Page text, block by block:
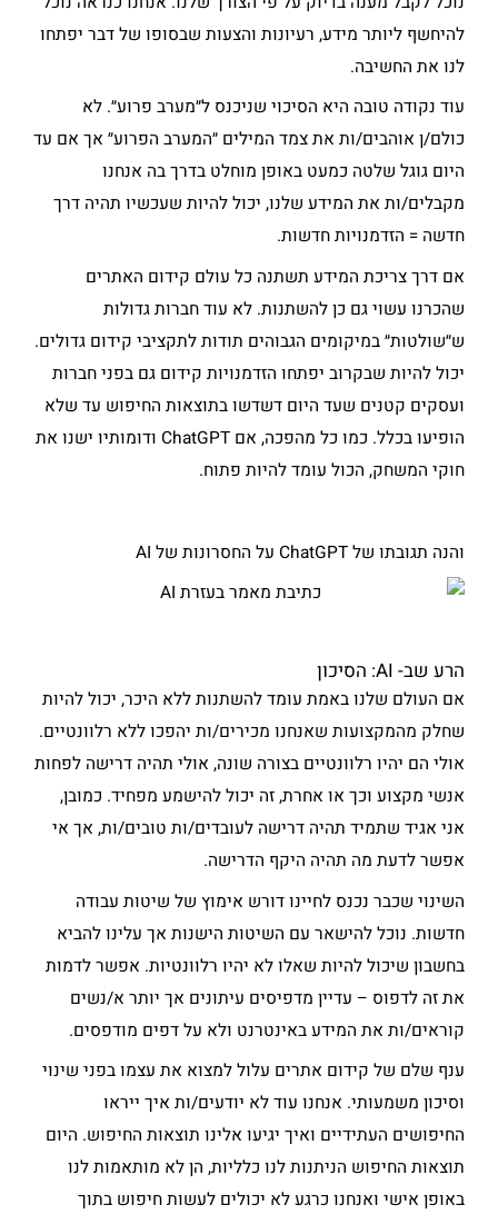
להיחשף ליותר מידע, רעיונות והצעות שבסופו של דבר יפתחו
לנו את החשיבה.
עוד נקודה טובה היא הסיכוי שניכנס ל״מערב פרוע״. לא
כולם/ן אוהבים/ות את צמד המילים ״המערב הפרוע״ אך אם עד
היום גוגל שלטה כמעט באופן מוחלט בדרך בה אנחנו
מקבלים/ות את המידע שלנו, יכול להיות שעכשיו תהיה דרך
חדשה = הזדמנויות חדשות.
אם דרך צריכת המידע תשתנה כל עולם קידום האתרים
שהכרנו עשוי גם כן להשתנות. לא עוד חברות גדולות
ש״שולטות״ במיקומים הגבוהים תודות לתקציבי קידום גדולים.
יכול להיות שבקרוב יפתחו הזדמנויות קידום גם בפני חברות
ועסקים קטנים שעד היום דשדשו בתוצאות החיפוש עד שלא
הופיעו בכלל. כמו כל מהפכה, אם ChatGPT ודומותיו ישנו את
חוקי המשחק, הכול עומד להיות פתוח.
והנה תגובתו של ChatGPT על החסרונות של AI
הרע שב- AI: הסיכון
אם העולם שלנו באמת עומד להשתנות ללא היכר, יכול להיות
שחלק מהמקצועות שאנחנו מכירים/ות יהפכו ללא רלוונטיים.
אולי הם יהיו רלוונטיים בצורה שונה, אולי תהיה דרישה לפחות
אנשי מקצוע וכך או אחרת, זה יכול להישמע מפחיד. כמובן,
אני אגיד שתמיד תהיה דרישה לעובדים/ות טובים/ות, אך אי
אפשר לדעת מה תהיה היקף הדרישה.
השינוי שכבר נכנס לחיינו דורש אימוץ של שיטות עבודה
חדשות. נוכל להישאר עם השיטות הישנות אך עלינו להביא
בחשבון שיכול להיות שאלו לא יהיו רלוונטיות. אפשר לדמות
את זה לדפוס – עדיין מדפיסים עיתונים אך יותר א/נשים
קוראים/ות את המידע באינטרנט ולא על דפים מודפסים.
ענף שלם של קידום אתרים עלול למצוא את עצמו בפני שינוי
וסיכון משמעותי. אנחנו עוד לא יודעים/ות איך ייראו
החיפושים העתידיים ואיך יגיעו אלינו תוצאות החיפוש. היום
תוצאות החיפוש הניתנות לנו כלליות, הן לא מותאמות לנו
באופן אישי ואנחנו כרגע לא יכולים לעשות חיפוש בתוך